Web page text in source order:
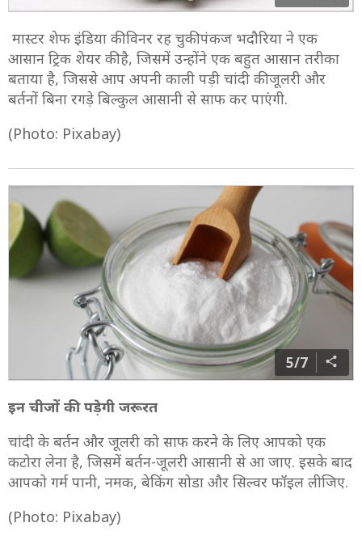
मास्टर शेफ इंडिया की विनर रह चुकी पंकज भदौरिया ने एक
आसान ट्रिक शेयर की है, जिसमें उन्होंने एक बहुत आसान तरीका
बताया है, जिससे आप अपनी काली पड़ी चांदी की जूलरी और
बर्तनों बिना रगड़े बिल्कुल आसानी से साफ कर पाएंगी.
(Photo: Pixabay)
5/7
इन चीजों की पड़ेगी जरूरत
चांदी के बर्तन और जूलरी को साफ करने के लिए आपको एक
कटोरा लेना है, जिसमें बर्तन-जूलरी आसानी से आ जाए. इसके बाद
आपको गर्म पानी, नमक, बेकिंग सोडा और सिल्वर फॉइल लीजिए.
(Photo: Pixabay)